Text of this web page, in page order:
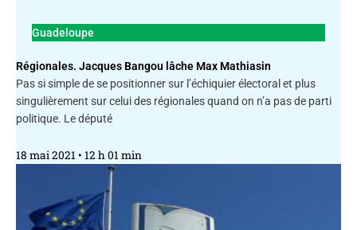
Guadeloupe
Régionales. Jacques Bangou lâche Max Mathiasin
Pas si simple de se positionner sur l’échiquier électoral et plus
singulièrement sur celui des régionales quand on n’a pas de parti
politique. Le député
18 mai 2021 12 h 01 min